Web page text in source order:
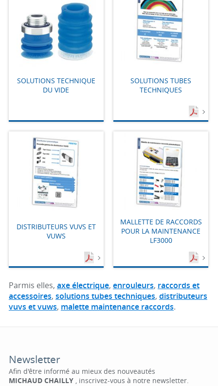
SOLUTIONS TECHNIQUE
DU VIDE
SOLUTIONS TUBES
TECHNIQUES
DISTRIBUTEURS VUVS ET
VUWS
MALLETTE DE RACCORDS
POUR LA MAINTENANCE
LF3000
Parmis elles, axe électrique, enrouleurs, raccords et
accessoires, solutions tubes techniques, distributeurs
vuvs et vuws, malette maintenance raccords.
Newsletter
Afin d'être informé au mieux des nouveautés
MICHAUD CHAILLY, inscrivez-vous à notre newsletter.